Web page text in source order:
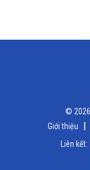
© 2026
Giới thiệu
Liên kết: